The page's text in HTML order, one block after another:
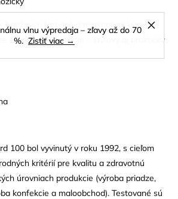
vlnu výpredaja – zľavy až do 70
%. Zistiť viac →
nežných farbách a minimalistických
škandinávsky dizajn – štýlový aj praktický
100 bol vyvinutý v roku 1992, s cieľom
kritérií pre kvalitu a zdravotnú
úrovniach produkcie (výroba priadze,
konfekcie a maloobchod). Testované sú